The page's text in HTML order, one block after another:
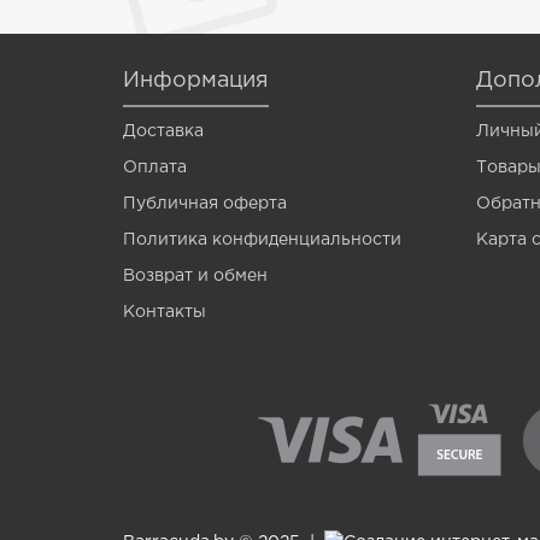
Wagner
Zanzara
Мотыль
Информация
Доставка
Оплата
Публичная оферта
Политика конфиденциальности
Возврат и обмен
Контакты
Карта